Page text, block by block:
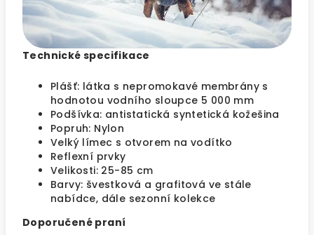
Technické specifikace
Plášť: látka s nepromokavé membrány s
hodnotou vodního sloupce 5 000 mm
Podšívka: antistatická syntetická kožešina
Popruh: Nylon
Velký límec s otvorem na vodítko
Reflexní prvky
Velikosti: 25-85 cm
Barvy: švestková a grafitová ve stále
nabídce, dále sezonní kolekce
Doporučené praní